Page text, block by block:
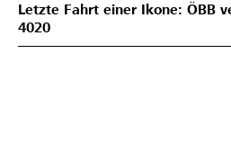
Letzte Fahrt einer Ikone: ÖBB
4020